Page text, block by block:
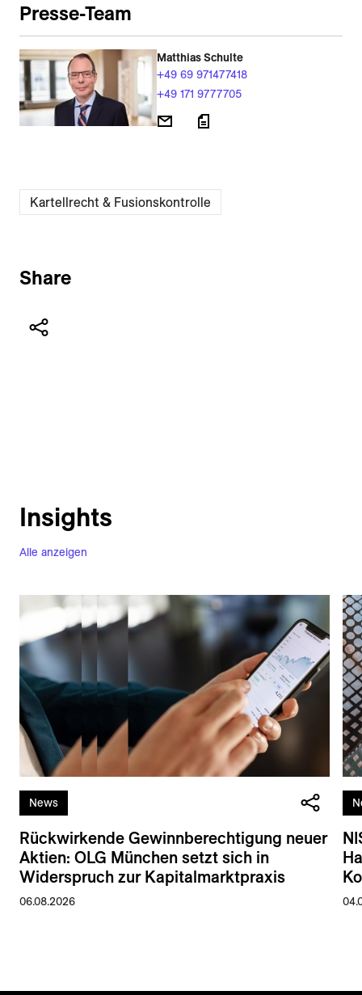
Presse-Team
Matthias Schulte
+49 69 971477418
+49 171 9777705
Kartellrecht & Fusionskontrolle
Share
Alle anzeigen
Insights
News
Rückwirkende Gewinnberechtigung neuer
Aktien: OLG München setzt sich in
Widerspruch zur Kapitalmarktpraxis
06.08.2026